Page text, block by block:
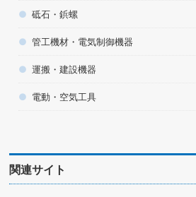
砥石・鋲螺
管工機材・電気制御機器
運搬・建設機器
電動・空気工具
関連サイト